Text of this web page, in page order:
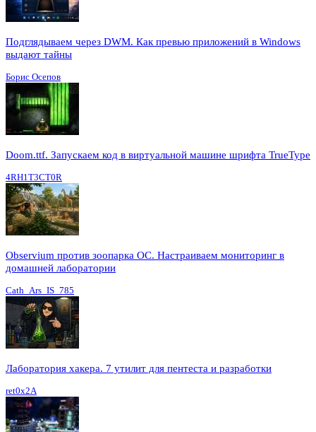
Подглядываем через DWM. Как превью приложений в Windows
выдают тайны
Борис Осепов
Doom.ttf. Запускаем код в виртуальной машине шрифта TrueType
4RH1T3CT0R
Observium против зоопарка ОС. Настраиваем мониторинг в
домашней лаборатории
Cath_Ars_IS_785
Лаборатория хакера. 7 утилит для пентеста и разработки
ret0x2A